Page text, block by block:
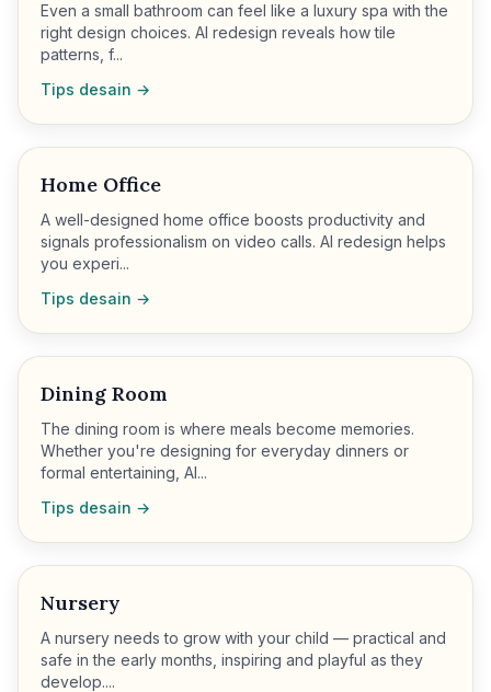
Even a small bathroom can feel like a luxury spa with the
right design choices. AI redesign reveals how tile
patterns, f...
Tips desain →
Home Office
A well-designed home office boosts productivity and
signals professionalism on video calls. AI redesign helps
you experi...
Tips desain →
Dining Room
The dining room is where meals become memories.
Whether you're designing for everyday dinners or
formal entertaining, AI...
Tips desain →
Nursery
A nursery needs to grow with your child — practical and
safe in the early months, inspiring and playful as they
develop....